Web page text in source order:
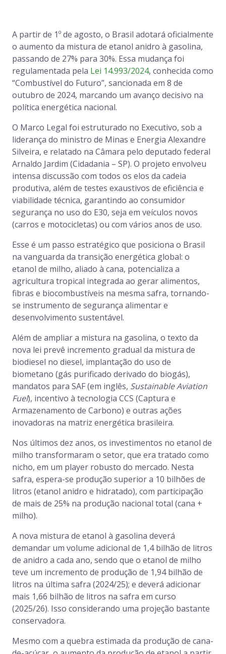
A partir de 1º de agosto, o Brasil adotará oficialmente
o aumento da mistura de etanol anidro à gasolina,
passando de 27% para 30%. Essa mudança foi
regulamentada pela Lei 14.993/2024, conhecida como
“Combustível do Futuro”, sancionada em 8 de
outubro de 2024, marcando um avanço decisivo na
política energética nacional.
O Marco Legal foi estruturado no Executivo, sob a
liderança do ministro de Minas e Energia Alexandre
Silveira, e relatado na Câmara pelo deputado federal
Arnaldo Jardim (Cidadania – SP). O projeto envolveu
intensa discussão com todos os elos da cadeia
produtiva, além de testes exaustivos de eficiência e
viabilidade técnica, garantindo ao consumidor
segurança no uso do E30, seja em veículos novos
(carros e motocicletas) ou com vários anos de uso.
Esse é um passo estratégico que posiciona o Brasil
na vanguarda da transição energética global: o
etanol de milho, aliado à cana, potencializa a
agricultura tropical integrada ao gerar alimentos,
fibras e biocombustíveis na mesma safra, tornando-
se instrumento de segurança alimentar e
desenvolvimento sustentável.
Além de ampliar a mistura na gasolina, o texto da
nova lei prevê incremento gradual da mistura de
biodiesel no diesel, implantação do uso de
biometano (gás purificado derivado do biogás),
mandatos para SAF (em inglês, Sustainable Aviation
Fuel), incentivo à tecnologia CCS (Captura e
Armazenamento de Carbono) e outras ações
inovadoras na matriz energética brasileira.
Nos últimos dez anos, os investimentos no etanol de
milho transformaram o setor, que era tratado como
nicho, em um player robusto do mercado. Nesta
safra, espera-se produção superior a 10 bilhões de
litros (etanol anidro e hidratado), com participação
de mais de 25% na produção nacional total (cana +
milho).
A nova mistura de etanol à gasolina deverá
demandar um volume adicional de 1,4 bilhão de litros
de anidro a cada ano, sendo que o etanol de milho
teve um incremento de produção de 1,94 bilhão de
litros na última safra (2024/25); e deverá adicionar
mais 1,66 bilhão de litros na safra em curso
(2025/26). Isso considerando uma projeção bastante
conservadora.
Mesmo com a quebra estimada da produção de cana-